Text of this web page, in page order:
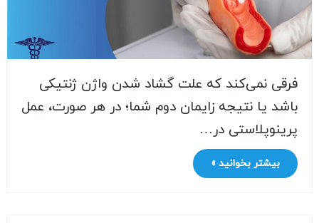
فرقی نمی‌کند که علت گشاد شدن واژن ژنتیکی
باشد یا نتیجه زایمان دوم شما؛ در هر صورت، عمل
پرینوپلاستی در…
بیشتر بخوانید »